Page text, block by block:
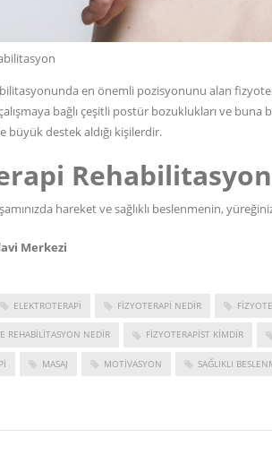
en önemli pozisyonunu alan
bağlı çeşitli postür bozuklukları ve
büyük destek aldığı kişilerdir.
Rehabilitasyon
yaşamınızda hareket ve sağlıklı beslenmenin,
Merkezi
ELEKTROTERAPI FIZYOTERAPI NEDIR
REHABILITASYON NEDIR FIZYOTERAPIST KIMDIR
MASAJ MOTIVASYON SAĞLIKLI